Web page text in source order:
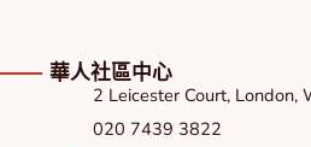
華人社區中心
2 Leicester Court, London,
020 7439 3822